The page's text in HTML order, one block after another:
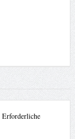
Erforderliche